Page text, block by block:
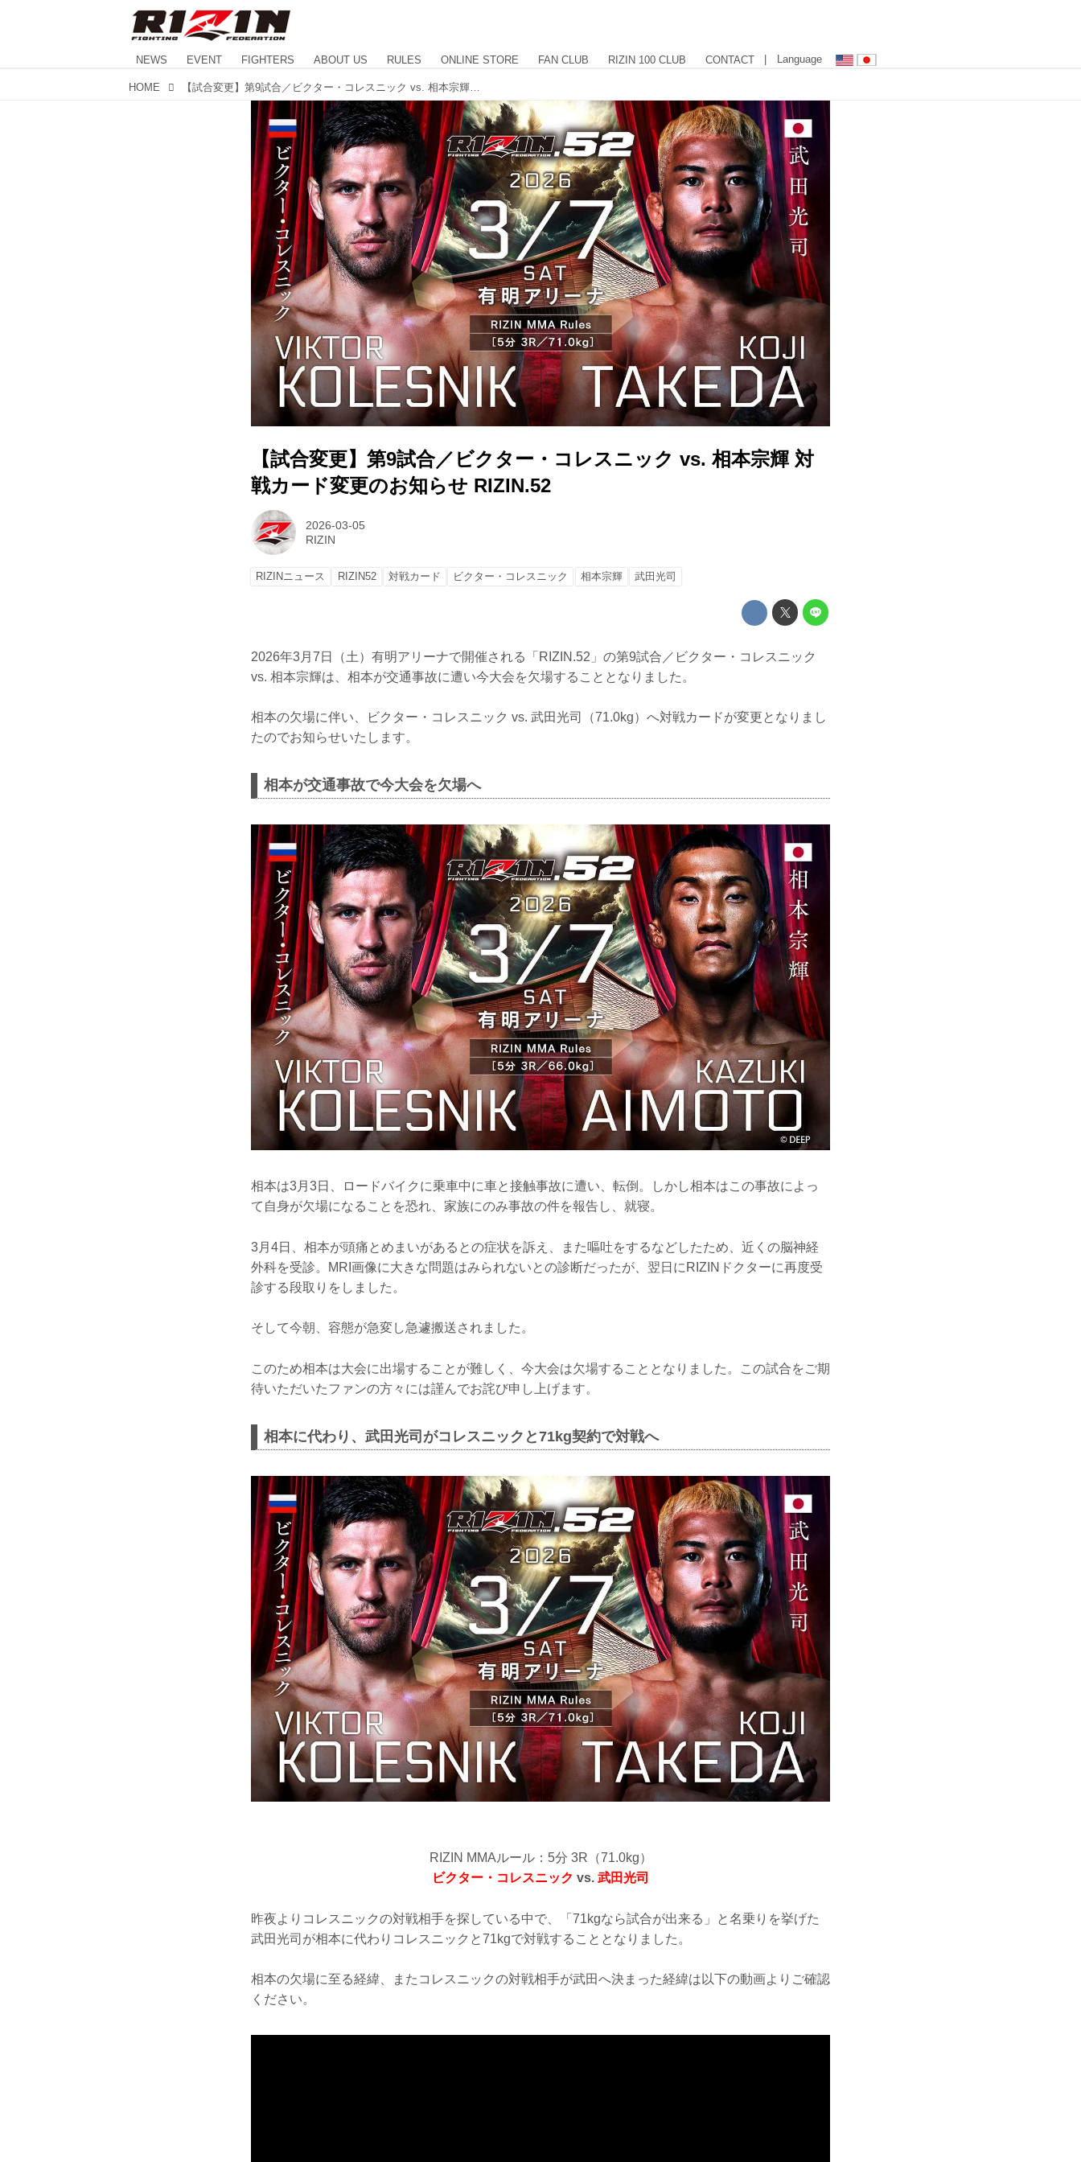
NEWS EVENT FIGHTERS ABOUT US RULES ONLINE STORE FAN CLUB RIZIN 100 CLUB CONTACT | Language
HOME
【試合変更】第9試合／ビクター・コレスニック vs. 相本宗輝 対
戦カード変更のお知らせ RIZIN.52
2026-03-05
RIZIN
RIZINニュース RIZIN52 対戦カード ビクター・コレスニック 相本宗輝 武田光司
2026年3月7日（土）有明アリーナで開催される「RIZIN.52」の第9試合／ビクター・コレスニック
vs. 相本宗輝は、相本が交通事故に遭い今大会を欠場することとなりました。
相本の欠場に伴い、ビクター・コレスニック vs. 武田光司（71.0kg）へ対戦カードが変更となりまし
たのでお知らせいたします。
相本が交通事故で今大会を欠場へ
相本は3月3日、ロードバイクに乗車中に車と接触事故に遭い、転倒。しかし相本はこの事故によっ
て自身が欠場になることを恐れ、家族にのみ事故の件を報告し、就寝。
3月4日、相本が頭痛とめまいがあるとの症状を訴え、また嘔吐をするなどしたため、近くの脳神経
外科を受診。MRI画像に大きな問題はみられないとの診断だったが、翌日にRIZINドクターに再度受
診する段取りをしました。
そして今朝、容態が急変し急遽搬送されました。
このため相本は大会に出場することが難しく、今大会は欠場することとなりました。この試合をご期
待いただいたファンの方々には謹んでお詫び申し上げます。
相本に代わり、武田光司がコレスニックと71kg契約で対戦へ
RIZIN MMAルール：5分 3R（71.0kg）
ビクター・コレスニック vs. 武田光司
昨夜よりコレスニックの対戦相手を探している中で、「71kgなら試合が出来る」と名乗りを挙げた
武田光司が相本に代わりコレスニックと71kgで対戦することとなりました。
相本の欠場に至る経緯、またコレスニックの対戦相手が武田へ決まった経緯は以下の動画よりご確認
ください。